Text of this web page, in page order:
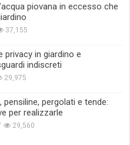
piovana in eccesso che
37,155
privacy in giardino e
indiscreti
29,975
pensiline, pergolati e tende:
per realizzarle
29,560